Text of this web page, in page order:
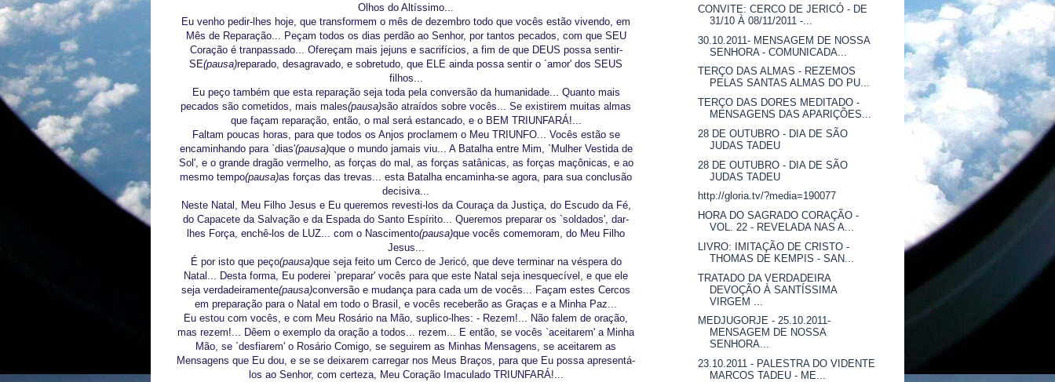
Olhos do Altíssimo...
Eu venho pedir-lhes hoje, que transformem o mês de dezembro todo que vocês estão vivendo, em
Mês de Reparação... Peçam todos os dias perdão ao Senhor, por tantos pecados, com que SEU
Coração é tranpassado... Ofereçam mais jejuns e sacrifícios, a fim de que DEUS possa sentir-
SE(pausa)reparado, desagravado, e sobretudo, que ELE ainda possa sentir o `amor' dos SEUS
filhos...
Eu peço também que esta reparação seja toda pela conversão da humanidade... Quanto mais
pecados são cometidos, mais males(pausa)são atraídos sobre vocês... Se existirem muitas almas
que façam reparação, então, o mal será estancado, e o BEM TRIUNFARÁ!...
Faltam poucas horas, para que todos os Anjos proclamem o Meu TRIUNFO... Vocês estão se
encaminhando para `dias'(pausa)que o mundo jamais viu... A Batalha entre Mim, `Mulher Vestida de
Sol', e o grande dragão vermelho, as forças do mal, as forças satânicas, as forças maçônicas, e ao
mesmo tempo(pausa)as forças das trevas... esta Batalha encaminha-se agora, para sua conclusão
decisiva...
Neste Natal, Meu Filho Jesus e Eu queremos revesti-los da Couraça da Justiça, do Escudo da Fé,
do Capacete da Salvação e da Espada do Santo Espírito... Queremos preparar os `soldados', dar-
lhes Força, enchê-los de LUZ... com o Nascimento(pausa)que vocês comemoram, do Meu Filho
Jesus...
É por isto que peço(pausa)que seja feito um Cerco de Jericó, que deve terminar na véspera do
Natal... Desta forma, Eu poderei `preparar' vocês para que este Natal seja inesquecível, e que ele
seja verdadeiramente(pausa)conversão e mudança para cada um de vocês... Façam estes Cercos
em preparação para o Natal em todo o Brasil, e vocês receberão as Graças e a Minha Paz...
Eu estou com vocês, e com Meu Rosário na Mão, suplico-lhes: - Rezem!... Não falem de oração,
mas rezem!... Dêem o exemplo da oração a todos... rezem... E então, se vocês `aceitarem' a Minha
Mão, se `desfiarem' o Rosário Comigo, se seguirem as Minhas Mensagens, se aceitarem as
Mensagens que Eu dou, e se se deixarem carregar nos Meus Braços, para que Eu possa apresentá-
los ao Senhor, com certeza, Meu Coração Imaculado TRIUNFARÁ!...
CONVITE: CERCO DE JERICÓ - DE
31/10 À 08/11/2011 -...
30.10.2011- MENSAGEM DE NOSSA
SENHORA - COMUNICADA...
TERÇO DAS ALMAS - REZEMOS
PELAS SANTAS ALMAS DO PU...
TERÇO DAS DORES MEDITADO -
MENSAGENS DAS APARIÇÕES...
28 DE OUTUBRO - DIA DE SÃO
JUDAS TADEU
28 DE OUTUBRO - DIA DE SÃO
JUDAS TADEU
http://gloria.tv/?media=190077
HORA DO SAGRADO CORAÇÃO -
VOL. 22 - REVELADA NAS A...
LIVRO: IMITAÇÃO DE CRISTO -
THOMAS DE KEMPIS - SAN...
TRATADO DA VERDADEIRA
DEVOÇÃO À SANTÍSSIMA
VIRGEM ...
MEDJUGORJE - 25.10.2011-
MENSAGEM DE NOSSA
SENHORA...
23.10.2011 - PALESTRA DO VIDENTE
MARCOS TADEU - ME...